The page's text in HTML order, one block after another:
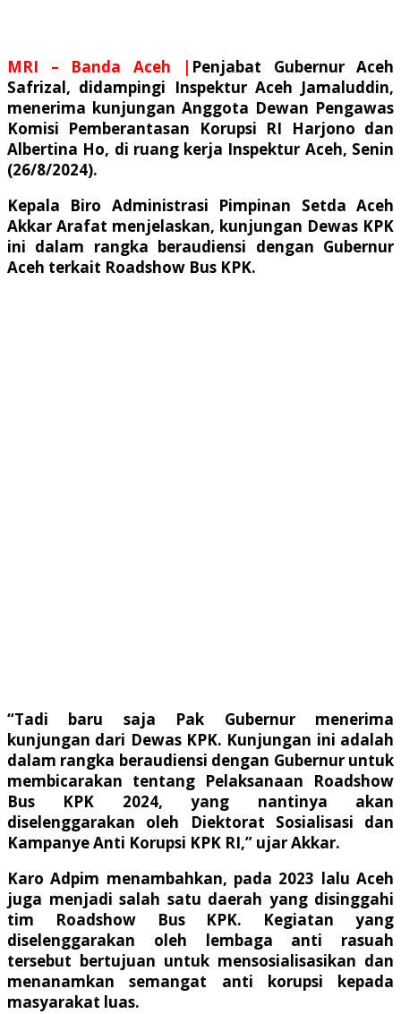
MRI – Banda Aceh | Penjabat Gubernur Aceh
Safrizal, didampingi Inspektur Aceh Jamaluddin,
menerima kunjungan Anggota Dewan Pengawas
Komisi Pemberantasan Korupsi RI Harjono dan
Albertina Ho, di ruang kerja Inspektur Aceh, Senin
(26/8/2024).
Kepala Biro Administrasi Pimpinan Setda Aceh
Akkar Arafat menjelaskan, kunjungan Dewas KPK
ini dalam rangka beraudiensi dengan Gubernur
Aceh terkait Roadshow Bus KPK.
“Tadi baru saja Pak Gubernur menerima
kunjungan dari Dewas KPK. Kunjungan ini adalah
dalam rangka beraudiensi dengan Gubernur untuk
membicarakan tentang Pelaksanaan Roadshow
Bus KPK 2024, yang nantinya akan
diselenggarakan oleh Diektorat Sosialisasi dan
Kampanye Anti Korupsi KPK RI,” ujar Akkar.
Karo Adpim menambahkan, pada 2023 lalu Aceh
juga menjadi salah satu daerah yang disinggahi
tim Roadshow Bus KPK. Kegiatan yang
diselenggarakan oleh lembaga anti rasuah
tersebut bertujuan untuk mensosialisasikan dan
menanamkan semangat anti korupsi kepada
masyarakat luas.